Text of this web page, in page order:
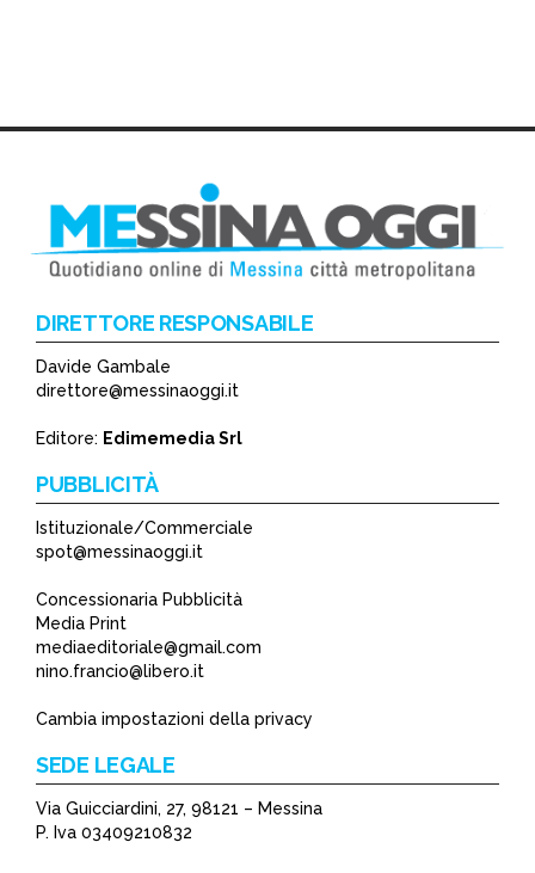
DIRETTORE RESPONSABILE
Davide Gambale
direttore@messinaoggi.it
Editore: Edimemedia Srl
PUBBLICITÀ
Istituzionale/Commerciale
spot@messinaoggi.it
Concessionaria Pubblicità
Media Print
mediaeditoriale@gmail.com
nino.francio@libero.it
Cambia impostazioni della privacy
SEDE LEGALE
Via Guicciardini, 27, 98121 – Messina
P. Iva 03409210832